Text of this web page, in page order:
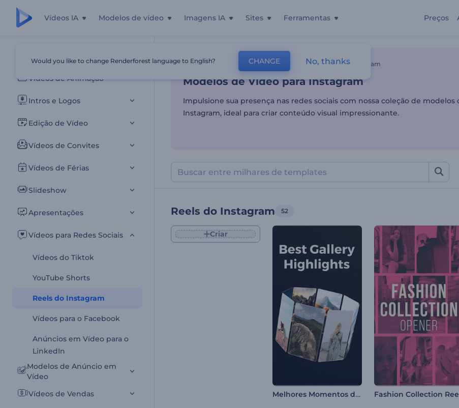
Vídeos IA Modelos de vídeo Imagens IA Sites Ferramentas Preços
Todos os templates
Vídeos de Animação
Intros e Logos
Edição de Vídeo
Vídeos de Convites
Vídeos de Férias
Slideshow
Apresentações
Vídeos para Redes Sociais
Vídeos do Tiktok
YouTube Shorts
Reels do Instagram
Vídeos para o Facebook
Anúncios em Vídeo para o
LinkedIn
Modelos de Anúncio em
Vídeo
Vídeos de Vendas
Modelos de Vídeo para Instagram
Início Templates Vídeos Para Redes Sociais Reels Do Instagram
Modelos de Vídeo para Instagram
Impulsione sua presença nas redes sociais com nossa coleção de modelos
Instagram, ideal para criar conteúdo visual impressionante.
Reels do Instagram 52
Criar
Melhores Momentos da Galeria Fashion Collection
Would you like to change Renderforest language to English? CHANGE No, thanks